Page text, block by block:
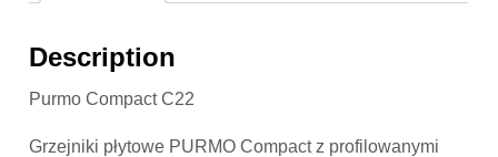
Description
Purmo Compact C22
Grzejniki płytowe PURMO Compact z profilowanymi